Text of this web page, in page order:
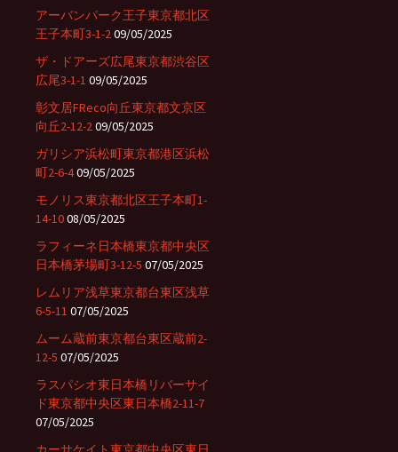
アーバンパーク王子東京都北区
王子本町3-1-209/05/2025
ザ・ドアーズ広尾東京都渋谷区
広尾3-1-1 09/05/2025
彰文居FReco向丘東京都文京区
向丘2-12-209/05/2025
ガリシア浜松町東京都港区浜松
町2-6-409/05/2025
モノリス東京都北区王子本町1-
14-1008/05/2025
ラフィーネ日本橋東京都中央区
日本橋茅場町3-12-5 07/05/2025
レムリア浅草東京都台東区浅草
6-5-11 07/05/2025
ムーム蔵前東京都台東区蔵前2-
12-5 07/05/2025
ラスパシオ東日本橋リバーサイ
ド東京都中央区東日本橋2-11-7
07/05/2025